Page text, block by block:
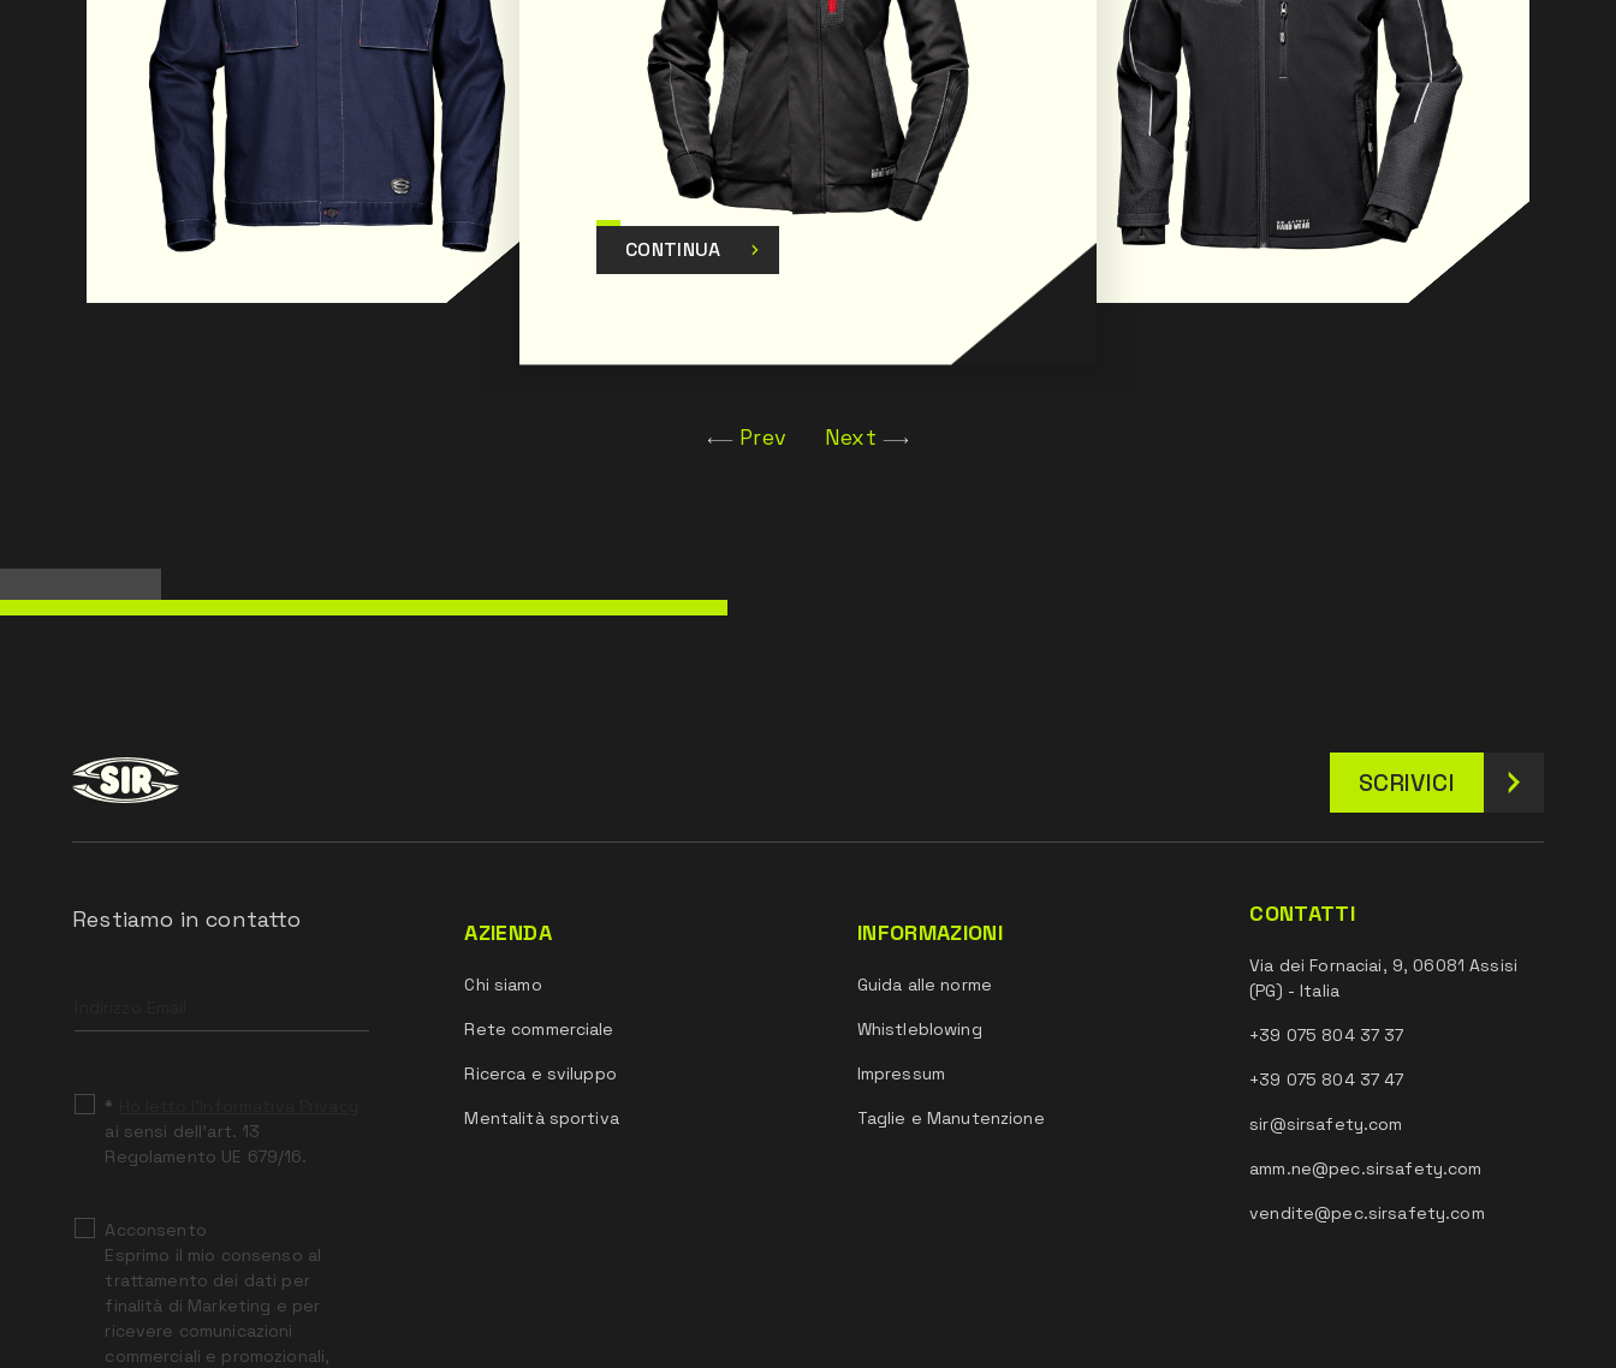
CONTINUA
Prev Next
SCRIVICI
Restiamo in contatto
field
*
ai sensi dell’art. 13
Regolamento UE 679/16.
Acconsento
Esprimo il mio consenso al
trattamento dei dati per
finalità di Marketing e per
ricevere comunicazioni
commerciali e promozionali,
AZIENDA
Chi siamo
Rete commerciale
Ricerca e sviluppo
Mentalità sportiva
INFORMAZIONI
Guida alle norme
Whistleblowing
Impressum
Taglie e Manutenzione
CONTATTI
Via dei Fornaciai, 9, 06081 Assisi
(PG) - Italia
+39 075 804 37 37
+39 075 804 37 47
sir@sirsafety.com
amm.ne@pec.sirsafety.com
vendite@pec.sirsafety.com